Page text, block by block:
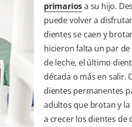
primariosa su hijo.
puede volver a
dientes se caen y
hicieron falta un par
de leche, el último
década o más en salir.
dientes permanentes
adultos que brotan y
a crecer los dientes de